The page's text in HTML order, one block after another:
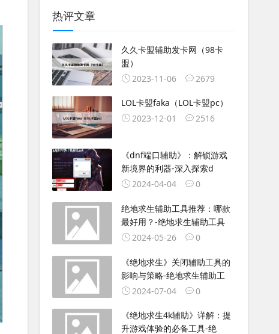
热评文章
久久卡盟辅助发卡网（98卡
盟）
2023-11-06
2679
LOL卡盟faka（LOL卡盟pc）
2023-12-01
2516
《dnf端口辅助》：解锁游戏
新境界的利器-深入探索d
2024-04-04
0
绝地求生辅助工具推荐：哪款
最好用？-绝地求生辅助工具
2024-05-26
0
《绝地求生》关闭辅助工具的
影响与策略-绝地求生辅助工
2024-07-04
0
《绝地求生4k辅助》详解：提
升游戏体验的必备工具-绝